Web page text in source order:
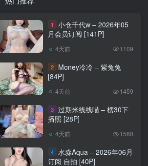
1
小仓千代w – 2026年05
月会员订阅 [141P]
4天前 1109
2
Money冷冷 – 紫兔兔
[84P]
4天前 1459
3 过期米线线喵 – 榜30下
播照 [28P]
4天前 1560
4 水淼Aqua – 2026年06月
订阅 自拍 [40P]